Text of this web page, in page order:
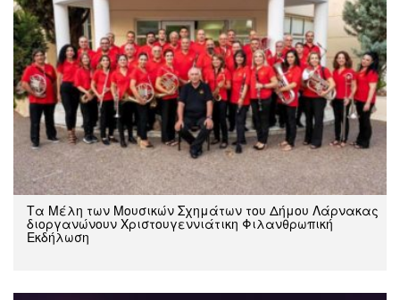
Τα Μέλη των Μουσικών Σχημάτων του Δήμου Λάρνακας
διοργανώνουν Χριστουγεννιάτικη Φιλανθρωπική
Εκδήλωση